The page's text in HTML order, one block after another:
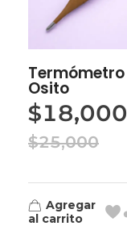
Termómetro
Osito
$18,000
$25,000
Agregar
al carrito